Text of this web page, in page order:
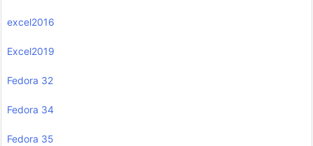
excel2016
Excel2019
Fedora 32
Fedora 34
Fedora 35